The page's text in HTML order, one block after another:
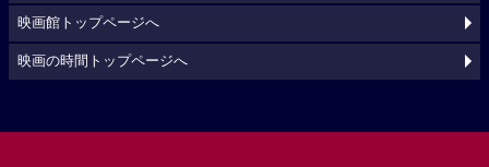
映画館トップページへ
映画の時間トップページへ